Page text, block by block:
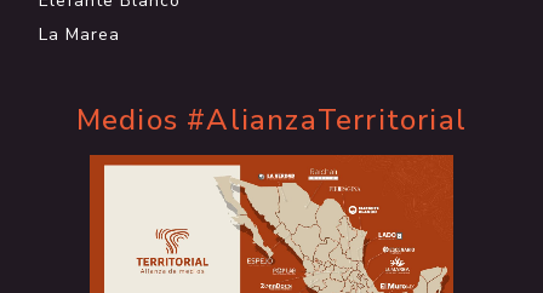
La Marea
Medios #AlianzaTerritorial